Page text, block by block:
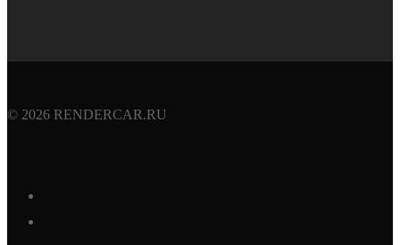
© 2026 RENDERCAR.RU